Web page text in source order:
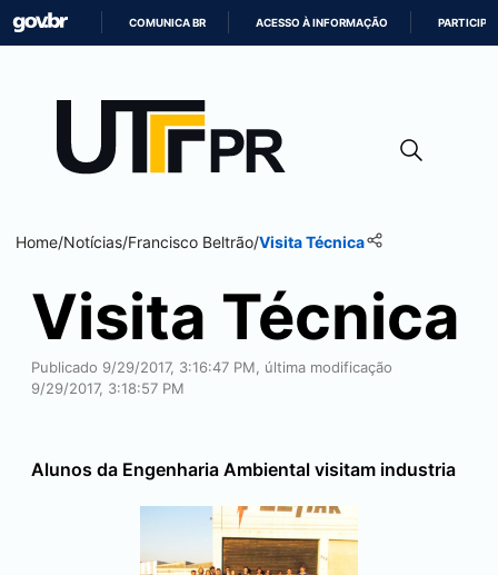
CONTEÚDO
COMUNICA BR ACESSO À INFORMAÇÃO PARTICIPE
Home/Notícias/Francisco Beltrão/Visita Técnica
Visita Técnica
Publicado 9/29/2017, 3:16:47 PM, última modificação
9/29/2017, 3:18:57 PM
Alunos da Engenharia Ambiental visitam industria